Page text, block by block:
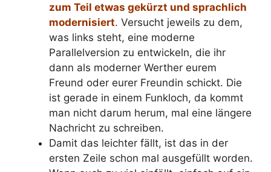
zum Teil etwas gekürzt und sprachlich
modernisiert. Versucht jeweils zu dem,
was links steht, eine moderne
Parallelversion zu entwickeln, die ihr
dann als moderner Werther eurem
Freund oder eurer Freundin schickt. Die
ist gerade in einem Funkloch, da kommt
man nicht darum herum, mal eine längere
Nachricht zu schreiben.
Damit das leichter fällt, ist das in der
ersten Zeile schon mal ausgefüllt worden.